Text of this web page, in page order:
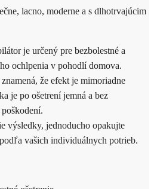
lacno, moderne a s dlhotrvajúcim
je určený pre bezbolestné a
ochlpenia v pohodlí domova.
že efekt je mimoriadne
je po ošetrení jemná a bez
výsledky, jednoducho opakujte
vašich individuálnych potrieb.